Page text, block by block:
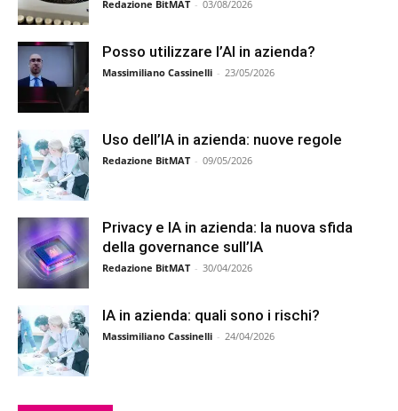
Redazione BitMAT - 03/08/2026
Posso utilizzare l’AI in azienda?
Massimiliano Cassinelli - 23/05/2026
Uso dell’IA in azienda: nuove regole
Redazione BitMAT - 09/05/2026
Privacy e IA in azienda: la nuova sfida
della governance sull’IA
Redazione BitMAT - 30/04/2026
IA in azienda: quali sono i rischi?
Massimiliano Cassinelli - 24/04/2026